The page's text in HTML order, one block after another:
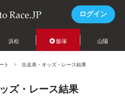
ログイン
浜松 飯塚 山陽
ト 出走表・オッズ・レース結果
ズ・レース結果